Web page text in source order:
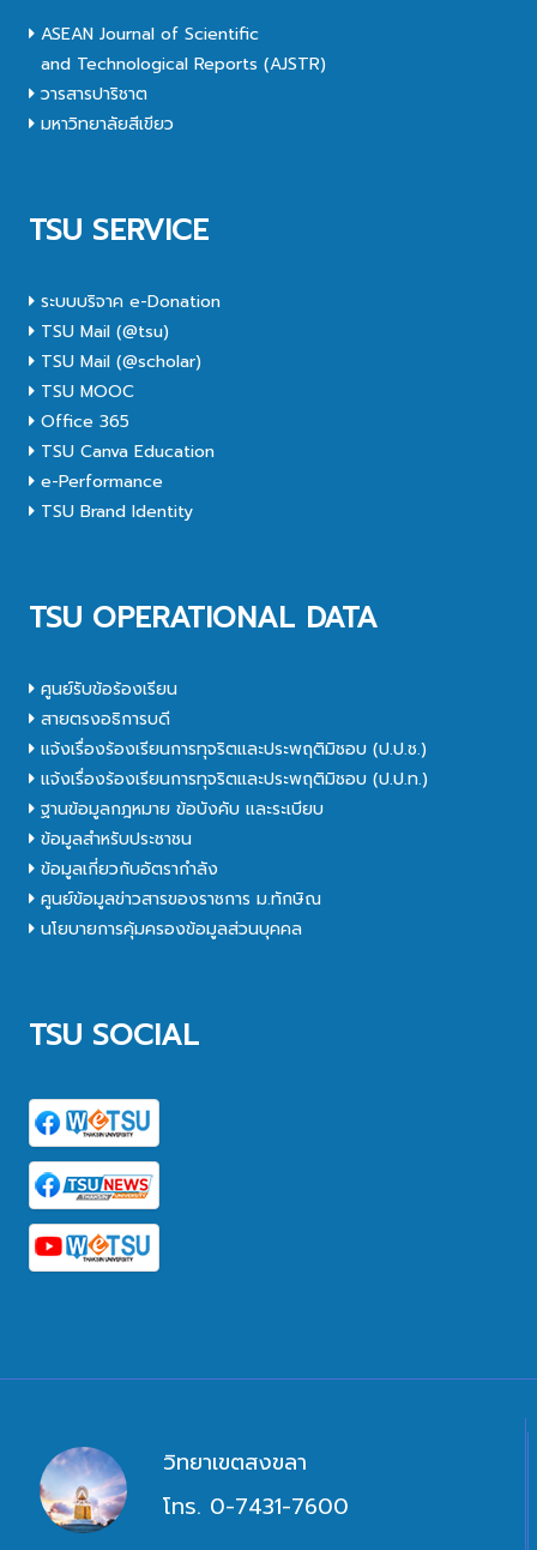
ASEAN Journal of Scientific
and Technological Reports (AJSTR)
วารสารปาริชาต
มหาวิทยาลัยสีเขียว
TSU SERVICE
ระบบบริจาค e-Donation
TSU Mail (@tsu)
TSU Mail (@scholar)
TSU MOOC
Office 365
TSU Canva Education
e-Performance
TSU Brand Identity
TSU OPERATIONAL DATA
ศูนย์รับข้อร้องเรียน
สายตรงอธิการบดี
แจ้งเรื่องร้องเรียนการทุจริตและประพฤติมิชอบ (ป.ป.ช.)
แจ้งเรื่องร้องเรียนการทุจริตและประพฤติมิชอบ (ป.ป.ท.)
ฐานข้อมูลกฎหมาย ข้อบังคับ และระเบียบ
ข้อมูลสำหรับประชาชน
ข้อมูลเกี่ยวกับอัตรากำลัง
ศูนย์ข้อมูลข่าวสารของราชการ ม.ทักษิณ
นโยบายการคุ้มครองข้อมูลส่วนบุคคล
TSU SOCIAL
วิทยาเขตสงขลา
โทร. 0-7431-7600